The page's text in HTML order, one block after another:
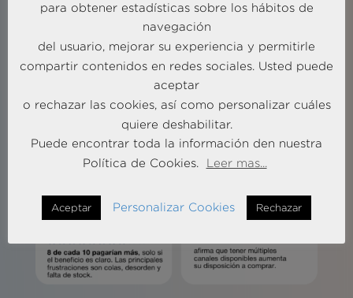
para obtener estadísticas sobre los hábitos de
navegación
del usuario, mejorar su experiencia y permitirle
compartir contenidos en redes sociales. Usted puede
aceptar
o rechazar las cookies, así como personalizar cuáles
quiere deshabilitar.
Puede encontrar toda la información den nuestra
Política de Cookies.
Leer mas...
Aceptar Personalizar Cookies Rechazar